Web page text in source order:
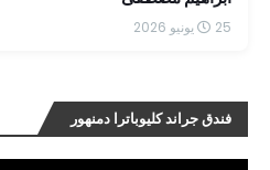
25 يونيو 2026
فندق جراند كليوباترا دمنهور